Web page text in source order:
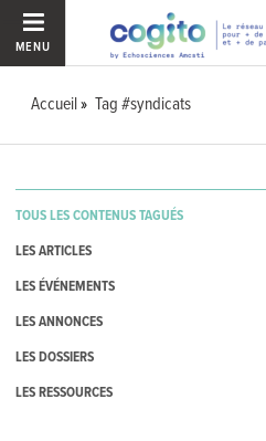
MENU
Accueil Tag #syndicats
TOUS LES CONTENUS TAGUÉS
LES ARTICLES
LES ÉVÉNEMENTS
LES ANNONCES
LES DOSSIERS
LES RESSOURCES